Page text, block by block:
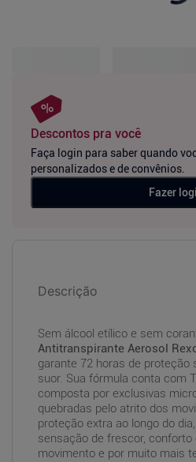
Descontos pra você
Faça login para saber quando
personalizados e de convênios.
Fazer
Descrição
Sem álcool etílico e sem
Antitranspirante Aerosol
garante 72 horas de proteção
suor. Sua fórmula conta com
composta por exclusivas
quebradas pelo atrito dos
proteção extra ao longo do
sensação de frescor,
movimento e por muito mais